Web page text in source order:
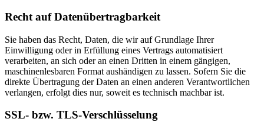
Recht auf Datenübertragbarkeit
Sie haben das Recht, Daten, die wir auf Grundlage Ihrer
Einwilligung oder in Erfüllung eines Vertrags automatisiert
verarbeiten, an sich oder an einen Dritten in einem gängigen,
maschinenlesbaren Format aushändigen zu lassen. Sofern Sie die
direkte Übertragung der Daten an einen anderen Verantwortlichen
verlangen, erfolgt dies nur, soweit es technisch machbar ist.
SSL- bzw. TLS-Verschlüsselung